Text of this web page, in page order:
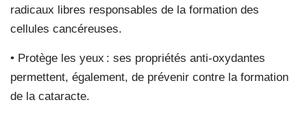
radicaux libres responsables de la formation des
cellules cancéreuses.
• Protège les yeux : ses propriétés anti-oxydantes
permettent, également, de prévenir contre la formation
de la cataracte.